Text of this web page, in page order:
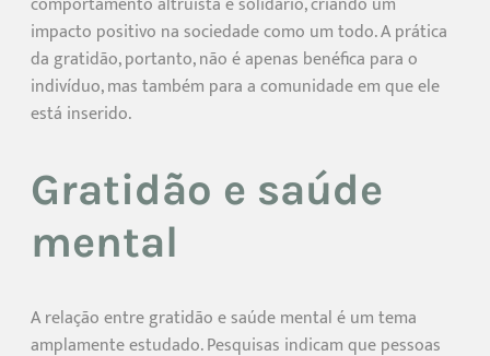
impacto positivo na sociedade como um todo. A prática
da gratidão, portanto, não é apenas benéfica para o
indivíduo, mas também para a comunidade em que ele
está inserido.
Gratidão e saúde
mental
A relação entre gratidão e saúde mental é um tema
amplamente estudado. Pesquisas indicam que pessoas